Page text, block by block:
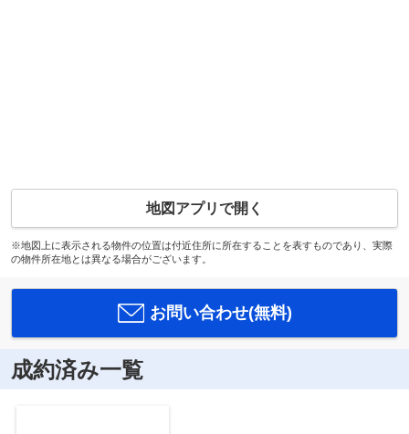
地図アプリで開く
※地図上に表示される物件の位置は付近住所に所在することを表すものであり、実際
の物件所在地とは異なる場合がございます。
お問い合わせ(無料)
成約済み一覧